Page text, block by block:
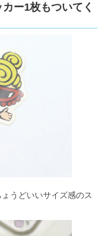
ー1枚もついてく
うどいいサイズ感のス